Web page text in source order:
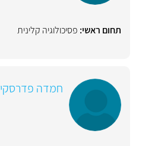
תחום ראשי: פסיכולוגיה קלינית
חמדה פדרסקי